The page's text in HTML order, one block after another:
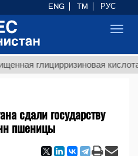
кислота
сдали государству
пшеницы
ENG TM РУС